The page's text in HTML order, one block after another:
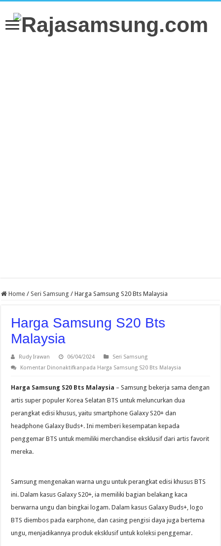
Home / Seri Samsung / Harga Samsung S20 Bts Malaysia
Harga Samsung S20 Bts
Malaysia
Rudy Irawan 06/04/2024
Seri Samsung
Komentar Dinonaktifkanpada Harga Samsung S20 Bts Malaysia
Harga Samsung S20 Bts Malaysia – Samsung bekerja sama dengan
artis super populer Korea Selatan BTS untuk meluncurkan dua
perangkat edisi khusus, yaitu smartphone Galaxy S20+ dan
headphone Galaxy Buds+. Ini memberi kesempatan kepada
penggemar BTS untuk memiliki merchandise eksklusif dari artis favorit
mereka.
Samsung mengenakan warna ungu untuk perangkat edisi khusus BTS
ini. Dalam kasus Galaxy S20+, ia memiliki bagian belakang kaca
berwarna ungu dan bingkai logam. Dalam kasus Galaxy Buds+, logo
BTS diembos pada earphone, dan casing pengisi daya juga bertema
ungu, menjadikannya produk eksklusif untuk koleksi penggemar.